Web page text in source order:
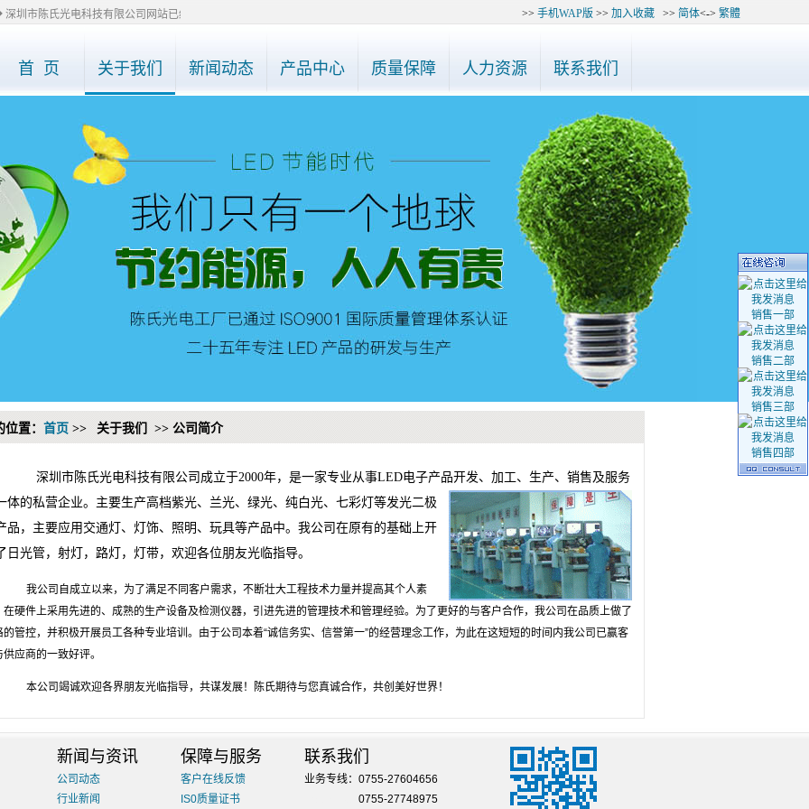
圳市陈氏光电科技有限公司网站已经全部改版，如有需要了解产品详情，请直接电话0755-27748975、27748985、27748995咨询，谢谢！◆ 公告：最近有“深圳陈
>> 手机WAP版 >> 加入收藏>> 简体<-> 繁體
首 页 关于我们 新闻动态 产品中心 质量保障 人力资源 联系我们
位置： 首页 >> 关于我们 >> 公司简介
深圳市陈氏光电科技有限公司成立于2000年，是一家专业从事LED电子产品开发、加工、生产、销售及服务
体的私营企业。主要生产高档紫光、兰光、绿光、纯白光、七彩灯等发光二极
品，主要应用交通灯、灯饰、照明、玩具等产品中。我公司在原有的基础上开
日光管，射灯，路灯，灯带，欢迎各位朋友光临指导。
我公司自成立以来，为了满足不同客户需求，不断壮大工程技术力量并提高其个人素
在硬件上采用先进的、成熟的生产设备及检测仪器，引进先进的管理技术和管理经验。为了更好的与客户合作，我公司在品质上做了
的管控，并积极开展员工各种专业培训。由于公司本着“诚信务实、信誉第一”的经营理念工作，为此在这短短的时间内我公司已赢客
供应商的一致好评。
本公司竭诚欢迎各界朋友光临指导，共谋发展！陈氏期待与您真诚合作，共创美好世界！
新闻与资讯
公司动态
行业新闻
保障与服务
客户在线反馈
IS0质量证书
联系我们
业务专线：0755-27604656
0755-27748975
销售一部
销售二部
销售三部
销售四部